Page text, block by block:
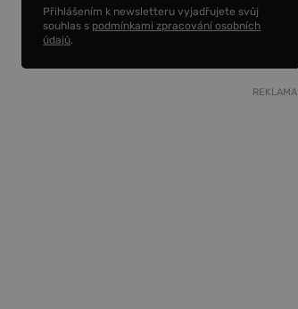
Přihlášením k newsletteru vyjadřujete svůj
souhlas s podmínkami zpracování osobních
údajů.
REKLAMA